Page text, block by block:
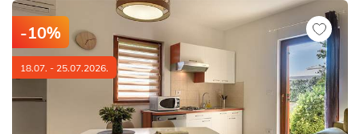
-10%
18.07. - 25.07.2026.